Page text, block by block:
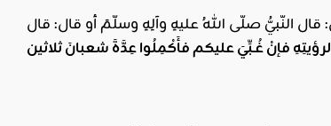
النّبيُّ صلّى اللهُ عليهِ وآلِهِ وسلّمَ أو قال: قال